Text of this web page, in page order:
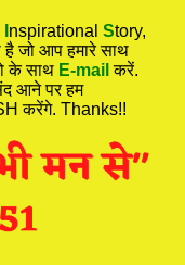
nspirational Story,
है जो आप हमारे साथ
के साथ E-mail करें.
आने पर हम
करेंगे. Thanks!!